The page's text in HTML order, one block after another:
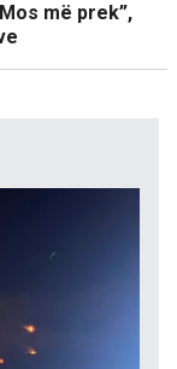
më prek”,